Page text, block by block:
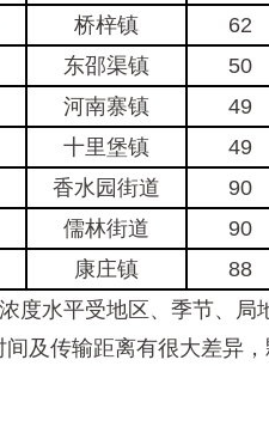
桥梓镇 62
东邵渠镇
50
河南寨镇
49
十里堡镇 49
香水园街道
90
儒林街道
90
康庄镇
88
水平受地区、季节、局
及传输距离有很大差异